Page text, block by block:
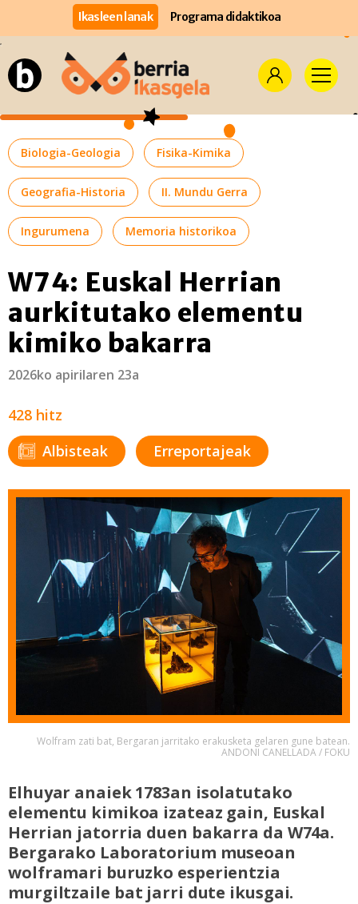
Ikasleen lanak Programa didaktikoa
Biologia-Geologia Fisika-Kimika
Geografia-Historia II. Mundu Gerra
Ingurumena Memoria historikoa
W74: Euskal Herrian
aurkitutako elementu
kimiko bakarra
2026ko apirilaren 23a
428 hitz
Albisteak
Erreportajeak
Wolfram zati bat, Bergaran jarritako erakusketa gelaren gune batean.
ANDONI CANELLADA / FOKU
Elhuyar anaiek 1783an isolatutako
elementu kimikoa izateaz gain, Euskal
Herrian jatorria duen bakarra da W74a.
Bergarako Laboratorium museoan
wolframari buruzko esperientzia
murgiltzaile bat jarri dute ikusgai.